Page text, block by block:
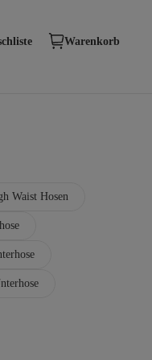
Warenkorb
Waist Hosen